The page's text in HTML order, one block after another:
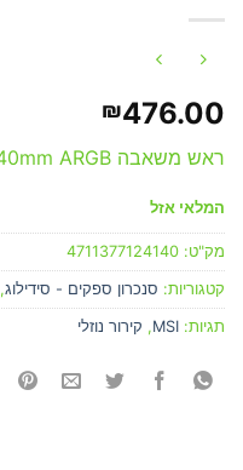
₪476.00
ראש משאבה 240mm ARGB
המלאי אזל
מק"ט: 4711377124140
קטגוריות: סנכרון ספקים - סידילוג,
תגיות: MSI
, קירור נוזלי